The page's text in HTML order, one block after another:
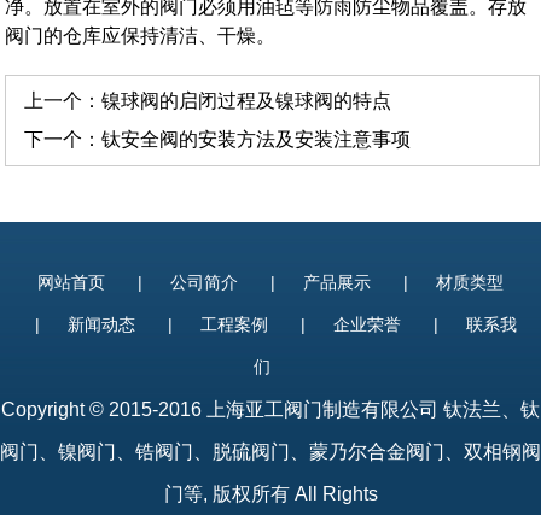
净。放置在室外的阀门必须用油毡等防雨防尘物品覆盖。存放
阀门的仓库应保持清洁、干燥。
上一个：镍球阀的启闭过程及镍球阀的特点
下一个：钛安全阀的安装方法及安装注意事项
网站首页 | 公司简介 | 产品展示 | 材质类型
| 新闻动态 | 工程案例 | 企业荣誉 | 联系我
们
Copyright © 2015-2016 上海亚工阀门制造有限公司 钛法兰 钛
阀门 、镍阀门、锆阀门、脱硫阀门、蒙乃尔合金阀门、双相钢阀
门等, 版权所有 All Rights